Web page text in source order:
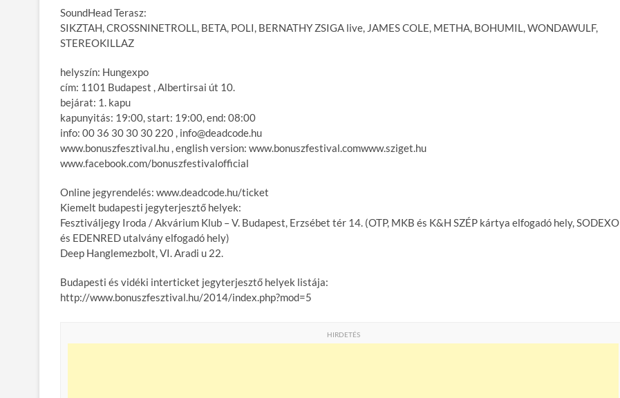
SoundHead Terasz:
SIKZTAH, CROSSNINETROLL, BETA, POLI, BERNATHY ZSIGA live, JAMES COLE, METHA, BOHUMIL, WONDAWULF,
STEREOKILLAZ
helyszín: Hungexpo
cím: 1101 Budapest , Albertirsai út 10.
bejárat: 1. kapu
kapunyitás: 19:00, start: 19:00, end: 08:00
info: 00 36 30 30 30 220 , info@deadcode.hu
www.bonuszfesztival.hu , english version: www.bonuszfestival.comwww.sziget.hu
www.facebook.com/bonuszfestivalofficial
Online jegyrendelés: www.deadcode.hu/ticket
Kiemelt budapesti jegyterjesztő helyek:
Fesztiváljegy Iroda / Akvárium Klub – V. Budapest, Erzsébet tér 14. (OTP, MKB és K&H SZÉP kártya elfogadó hely, SODEXO
és EDENRED utalvány elfogadó hely)
Deep Hanglemezbolt, VI. Aradi u 22.
Budapesti és vidéki interticket jegyterjesztő helyek listája:
http://www.bonuszfesztival.hu/2014/index.php?mod=5
HIRDETÉS